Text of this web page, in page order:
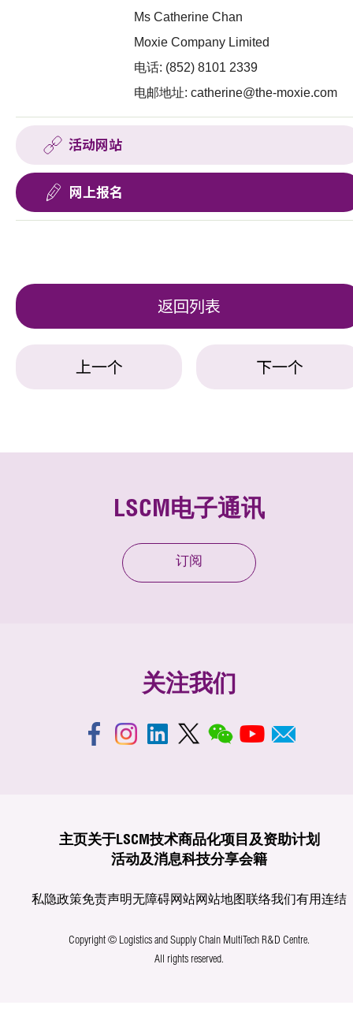
Ms Catherine Chan
Moxie Company Limited
电话: (852) 8101 2339
电邮地址: catherine@the-moxie.com
活动网站
网上报名
返回列表
上一个 下一个
LSCM电子通讯
订阅
关注我们
主页关于LSCM技术商品化项目及资助计划
活动及消息科技分享会籍
私隐政策免责声明无障碍网站网站地图联络我们有用连结
Copyright © Logistics and Supply Chain MultiTech R&D Centre.
All rights reserved.